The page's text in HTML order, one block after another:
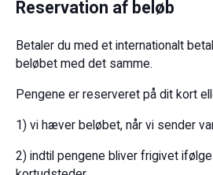
Reservation af beløb
Betaler du med et internationalt
beløbet med det samme.
Pengene er reserveret på dit kort
1) vi hæver beløbet, når vi sender
2) indtil pengene bliver frigivet